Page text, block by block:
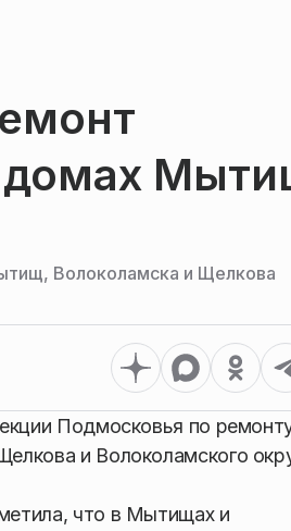
домах
Волоколамска и Щелкова
Подмосковья по
и Волоколамского
что в Мытищах и